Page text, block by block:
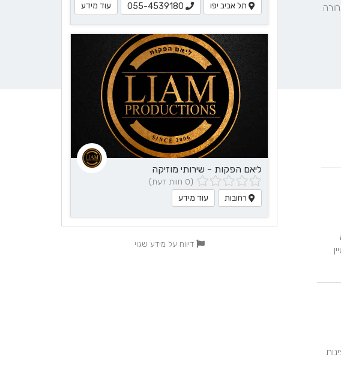
תל אביב יפו 055-4539180 עוד מידע
ליאם הפקות - שירותי מוזיקה
(0 חוות דעת)
רחובות עוד מידע
דיווח על מידע שגוי